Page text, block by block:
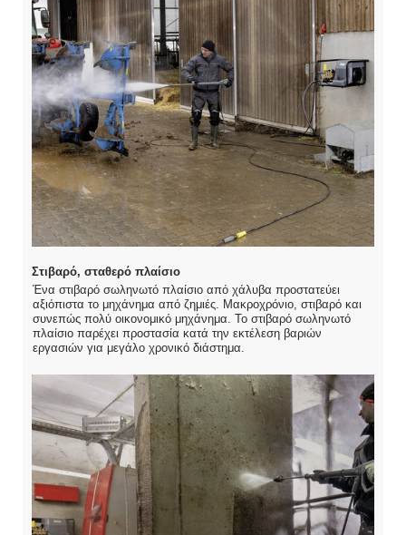
Στιβαρό, σταθερό πλαίσιο
Ένα στιβαρό σωληνωτό πλαίσιο από χάλυβα προστατεύει
αξιόπιστα το μηχάνημα από ζημιές. Μακροχρόνιο, στιβαρό και
συνεπώς πολύ οικονομικό μηχάνημα. Το στιβαρό σωληνωτό
πλαίσιο παρέχει προστασία κατά την εκτέλεση βαριών
εργασιών για μεγάλο χρονικό διάστημα.